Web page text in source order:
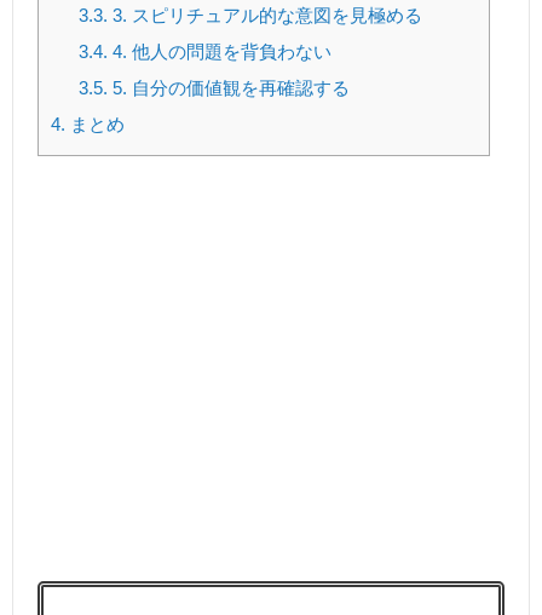
3.3. 3. スピリチュアル的な意図を見極める
3.4. 4. 他人の問題を背負わない
3.5. 5. 自分の価値観を再確認する
4. まとめ